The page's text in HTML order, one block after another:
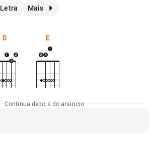
Letra Mais
D E
Continua depois do anúncio